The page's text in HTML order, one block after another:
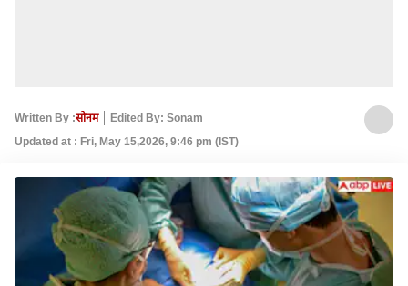
Written By :सोनम
Edited By: Sonam
Updated at : Fri, May 15,2026, 9:46 pm (IST)